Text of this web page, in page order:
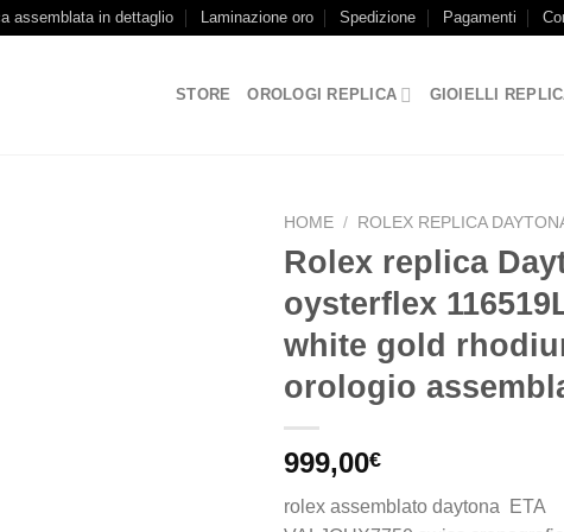
assemblata in dettaglio Laminazione oro Spedizione Pagamenti
STORE OROLOGI REPLICA GIOIELLI
HOME / ROLEX REPLICA
Rolex replica
oysterflex
white gold
orologio
999,00€
rolex assemblato daytona ETA